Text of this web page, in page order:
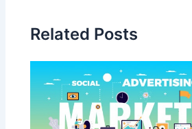
Related Posts